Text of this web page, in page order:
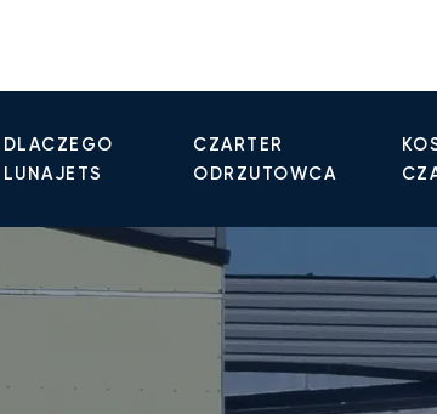
DLACZEGO
LUNAJETS
CZARTER
ODRZUTOWCA